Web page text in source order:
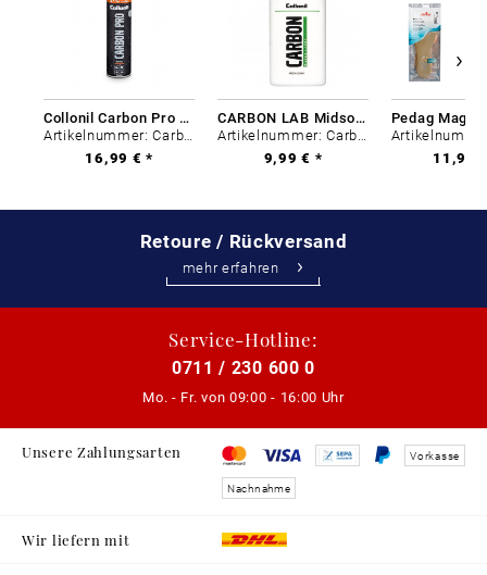
Collonil Carbon Pro 400 ml
16,99 € *
CARBON LAB Midsole Cleaner
9,99 € *
11,99
Retoure / Rückversand
mehr erfahren
Service-Hotline:
0711 / 230 600 0
Mo. - Fr. von 09:00 - 16:00 Uhr
Unsere Zahlungsarten Vorkasse
Nachnahme
Wir liefern mit